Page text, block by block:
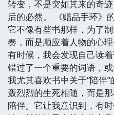
转变，不是突如其来的奇
后的必然。 《赠品手环》
它不像有些书那样，为了
奏，而是顺应着人物的心
有时候，我会发现自己读
错过了一个重要的词语，
我尤其喜欢书中关于“陪伴
轰烈烈的生死相随，而是
陪伴。它让我意识到，有